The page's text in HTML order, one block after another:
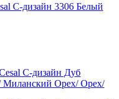
C-дизайн 3306 Белый